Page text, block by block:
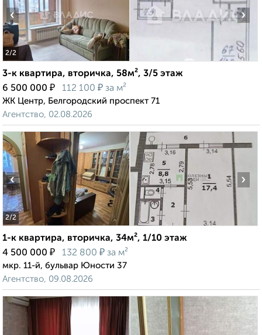
2/2
‹ ›
3-к квартира, вторичка, 58м², 3/5 этаж
6 500 000 ₽ 112 100 ₽ за м²
ЖК Центр, Белгородский проспект 71
Агентство, 02.08.2026
2/2
‹ ›
1-к квартира, вторичка, 34м², 1/10 этаж
4 500 000 ₽ 132 800 ₽ за м²
мкр. 11-й, бульвар Юности 37
Агентство, 09.08.2026